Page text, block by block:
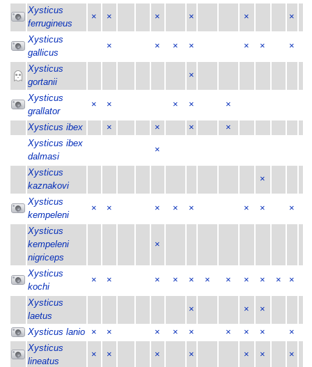
Xysticus
ferrugineus
× × × × × ×
Xysticus
gallicus
× × × × × × ×
Xysticus
gortanii
×
Xysticus
grallator
× × × × ×
Xysticus ibex × × ×
×
Xysticus ibex
dalmasi
×
Xysticus
kaznakovi
×
Xysticus
kempeleni
× × × × × × × ×
Xysticus
kempeleni
nigriceps
×
Xysticus
kochi
× × × × × × × × × × ×
Xysticus
laetus
× × ×
Xysticus lanio × × × × × × × × ×
Xysticus
lineatus
× × × × × × ×